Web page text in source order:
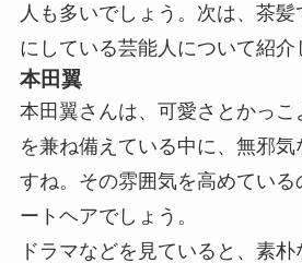
人も多いでしょう。次は、茶髪
にしている芸能人について紹介
本田翼
本田翼さんは、可愛さとかっこ
を兼ね備えている中に、無邪気
すね。その雰囲気を高めている
ートヘアでしょう。
ドラマなどを見ていると、素